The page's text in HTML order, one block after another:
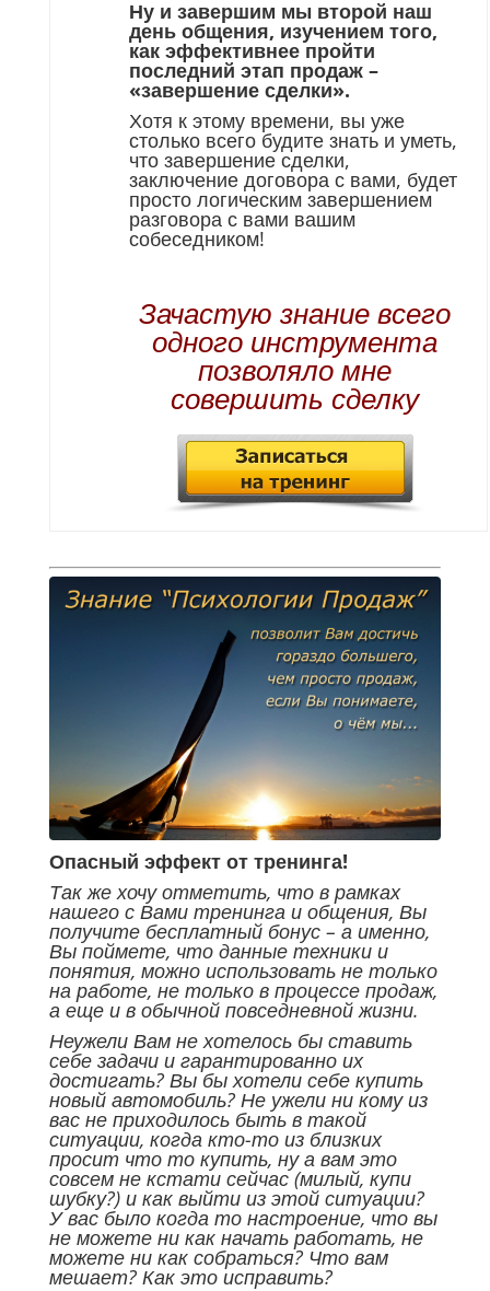
Ну и завершим мы второй наш
день общения, изучением того,
как эффективнее пройти
последний этап продаж –
«завершение сделки».
Хотя к этому времени, вы уже
столько всего будите знать и уметь,
что завершение сделки,
заключение договора с вами, будет
просто логическим завершением
разговора с вами вашим
собеседником!
Зачастую знание всего
одного инструмента
позволяло мне
совершить сделку
Опасный эффект от тренинга!
Так же хочу отметить, что в рамках
нашего с Вами тренинга и общения, Вы
получите бесплатный бонус – а именно,
Вы поймете, что данные техники и
понятия, можно использовать не только
на работе, не только в процессе продаж,
а еще и в обычной повседневной жизни.
Неужели Вам не хотелось бы ставить
себе задачи и гарантированно их
достигать? Вы бы хотели себе купить
новый автомобиль? Не ужели ни кому из
вас не приходилось быть в такой
ситуации, когда кто-то из близких
просит что то купить, ну а вам это
совсем не кстати сейчас (милый, купи
шубку?) и как выйти из этой ситуации?
У вас было когда то настроение, что вы
не можете ни как начать работать, не
можете ни как собраться? Что вам
мешает? Как это исправить?